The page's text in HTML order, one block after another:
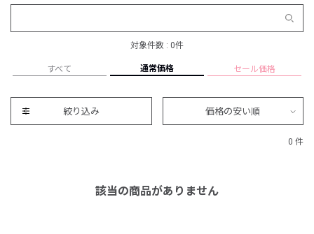
対象件数 : 0件
すべて 通常価格 セール価格
絞り込み 価格の安い順
0 件
該当の商品がありません